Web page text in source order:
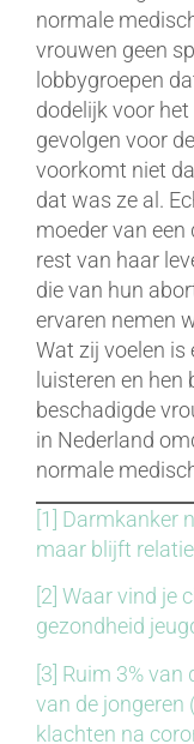
normale
vrouwen geen
lobbygroepen
dodelijk voor
gevolgen voor
voorkomt niet
dat was ze al.
moeder van
rest van haar
die van hun
ervaren nemen
Wat zij voelen is
luisteren en hen
beschadigde
in Nederland
normale
[1]
Darmkanker
maar blijft
[2] Waar vind je
gezondheid
[3] Ruim 3% van
van de jongeren
klachten na